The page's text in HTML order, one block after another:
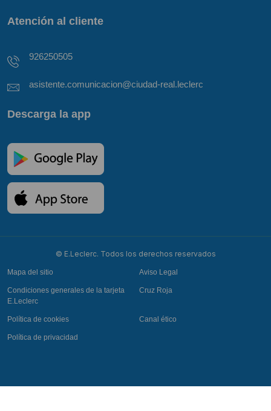
Atención al cliente
926250505
asistente.comunicacion@ciudad-real.leclerc
Descarga la app
© E.Leclerc. Todos los derechos reservados
Mapa del sitio Aviso Legal
Condiciones generales de la tarjeta
E.Leclerc
Cruz Roja
Política de cookies Canal ético
Política de privacidad